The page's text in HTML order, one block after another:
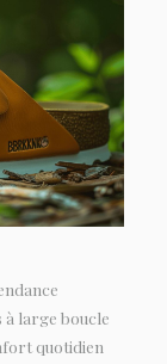
à large boucle
quotidien